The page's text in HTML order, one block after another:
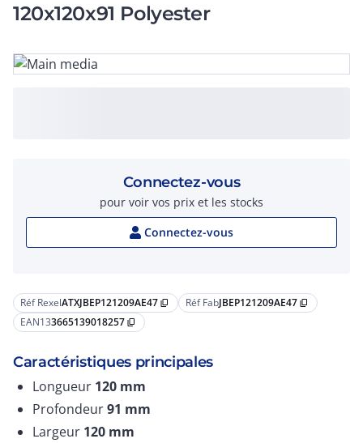
120x120x91 Polyester
Réf RexelATXJBEP121209AE47 content_copy Réf FabJBEP121209AE47 content_copy
EAN133665139018257 content_copy
Caractéristiques principales
Longueur 120 mm
Profondeur91 mm
Largeur 120 mm
Connectez-vous
pour voir vos prix et les stocks
Connectez-vous